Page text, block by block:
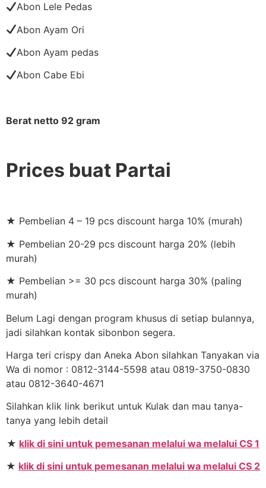
Abon Lele Pedas
Abon Ayam Ori
Abon Ayam pedas
Abon Cabe Ebi
Berat netto 92 gram
Prices buat Partai
★ Pembelian 4 – 19 pcs discount harga 10% (murah)
★ Pembelian 20-29 pcs discount harga 20% (lebih
murah)
★ Pembelian >= 30 pcs discount harga 30% (paling
murah)
Belum Lagi dengan program khusus di setiap bulannya,
jadi silahkan kontak sibonbon segera.
Harga teri crispy dan Aneka Abon silahkan Tanyakan via
Wa di nomor : 0812-3144-5598 atau 0819-3750-0830
atau 0812-3640-4671
Silahkan klik link berikut untuk Kulak dan mau tanya-
tanya yang lebih detail
★ klik di sini untuk pemesanan melalui wa melalui CS 1
★ klik di sini untuk pemesanan melalui wa melalui CS 2